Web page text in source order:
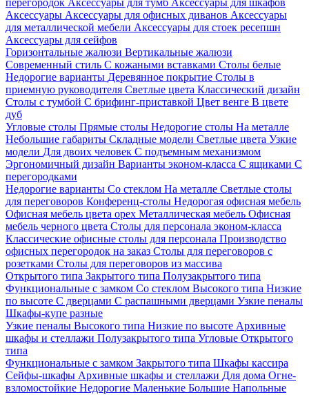
перегородок Аксессуары для тумб Аксессуары для шкафов
Аксессуары Аксессуары для офисных диванов Аксессуары
для металлической мебели Аксессуары для стоек ресепшн
Аксессуары для сейфов
Горизонтальные жалюзи Вертикальные жалюзи
Современный стиль С кожаными вставками Столы белые
Недорогие варианты Деревянное покрытие Столы в
приемную руководителя Светлые цвета Классический дизайн
Столы с тумбой С брифинг-приставкой Цвет венге В цвете
дуб
Угловые столы Прямые столы Недорогие столы На металле
Небольшие габариты Складные модели Светлые цвета Узкие
модели Для двоих человек С подъемным механизмом
Эргономичный дизайн Варианты эконом-класса С ящиками С
перегородками
Недорогие варианты Со стеклом На металле Светлые столы
для переговоров Конференц-столы Недорогая офисная мебель
Офисная мебель цвета орех Металлическая мебель Офисная
мебель черного цвета Столы для персонала эконом-класса
Классические офисные столы для персонала Производство
офисных перегородок на заказ Столы для переговоров с
розетками Столы для переговоров из массива
Открытого типа Закрытого типа Полузакрытого типа
Функциональные с замком Со стеклом Высокого типа Низкие
по высоте С дверцами С распашными дверцами Узкие пеналы
Шкафы-купе разные
Узкие пеналы Высокого типа Низкие по высоте Архивные
шкафы и стеллажи Полузакрытого типа Угловые Открытого
типа
Функциональные с замком Закрытого типа Шкафы кассира
Сейфы-шкафы Архивные шкафы и стеллажи Для дома Огне-
взломостойкие Недорогие Маленькие Большие Напольные